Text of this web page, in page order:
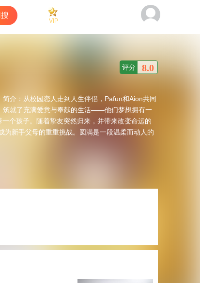
VIP
评分 8.0
简介： 从校园恋人走到人生伴侣，Pafun和Aion共同
筑就了充满爱意与奉献的生活——他们梦想拥有一
个孩子。随着挚友突然归来，并带来改变命运的
新手父母的重重挑战。圆满是一段温柔而动人的